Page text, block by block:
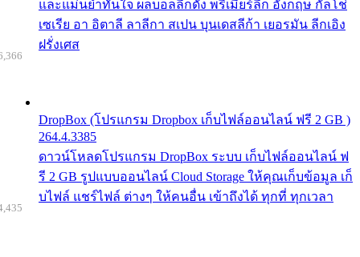
และแม่นยำทันใจ ผลบอลลีกดัง พรีเมียร์ลีก อังกฤษ กัลโช่
เซเรีย อา อิตาลี ลาลีกา สเปน บุนเดสลีก้า เยอรมัน ลีกเอิง
ฝรั่งเศส
DropBox (โปรแกรม Dropbox เก็บไฟล์ออนไลน์ ฟรี 2 GB )
264.4.3385
ดาวน์โหลดโปรแกรม DropBox ระบบ เก็บไฟล์ออนไลน์ ฟ
รี 2 GB รูปแบบออนไลน์ Cloud Storage ให้คุณเก็บข้อมูล เก็
บไฟล์ แชร์ไฟล์ ต่างๆ ให้คนอื่น เข้าถึงได้ ทุกที่ ทุกเวลา